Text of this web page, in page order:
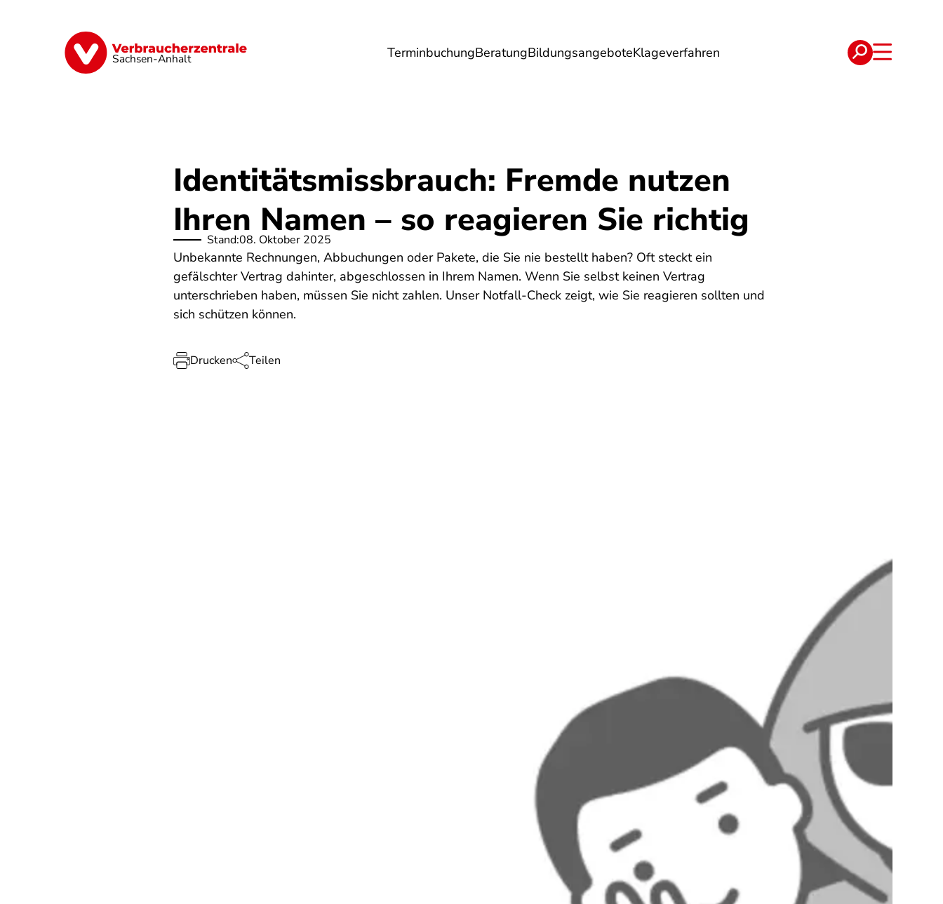
Sachsen-Anhalt TerminbuchungBeratungBildungsangeboteKlageverfahren
Finanzen Digitales Lebensmittel Gesundheit Energie Reise Verträge
Identitätsmissbrauch: Fremde nutzen
Ihren Namen – so reagieren Sie richtig
Stand:08. Oktober 2025
Unbekannte Rechnungen, Abbuchungen oder Pakete, die Sie nie bestellt haben? Oft steckt ein
gefälschter Vertrag dahinter, abgeschlossen in Ihrem Namen. Wenn Sie selbst keinen Vertrag
unterschrieben haben, müssen Sie nicht zahlen. Unser Notfall-Check zeigt, wie Sie reagieren sollten und
sich schützen können.
Drucken Teilen